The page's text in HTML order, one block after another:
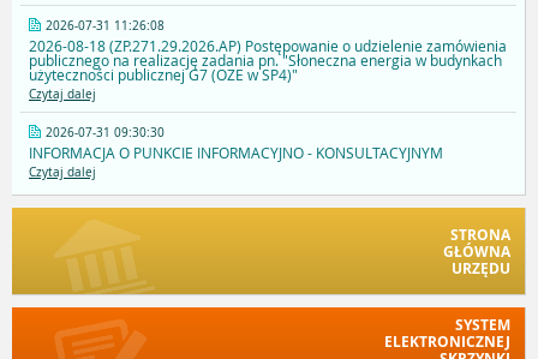
2026-07-31 11:26:08
2026-08-18 (ZP.271.29.2026.AP) Postępowanie o udzielenie zamówienia
publicznego na realizację zadania pn. "Słoneczna energia w budynkach
użyteczności publicznej G7 (OZE w SP4)"
Czytaj dalej
2026-07-31 09:30:30
INFORMACJA O PUNKCIE INFORMACYJNO - KONSULTACYJNYM
Czytaj dalej
STRONA
GŁÓWNA
URZĘDU
SYSTEM
ELEKTRONICZNEJ